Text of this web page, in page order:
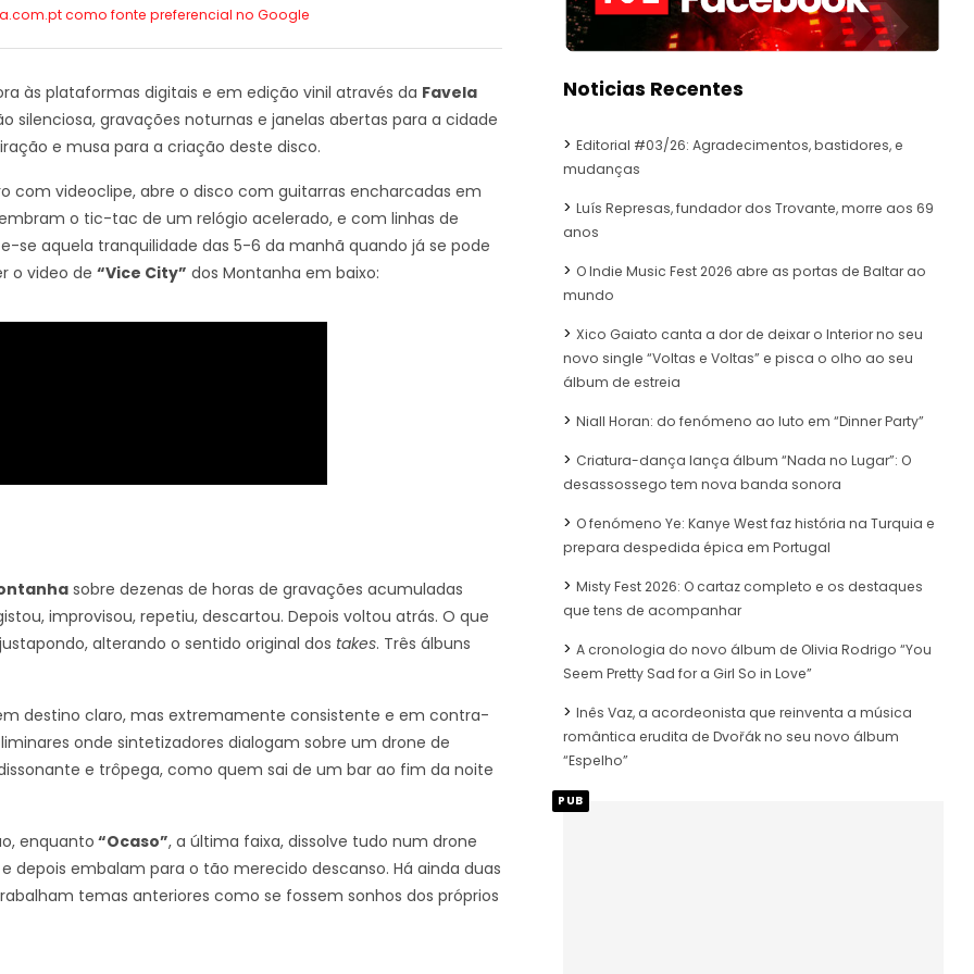
como fonte preferencial no Google
às plataformas digitais e em edição vinil através da Favela
silenciosa, gravações noturnas e janelas abertas para a cidade
e musa para a criação deste disco.
com videoclipe, abre o disco com guitarras encharcadas em
o tic-tac de um relógio acelerado, e com linhas de
se aquela tranquilidade das 5-6 da manhã quando já se pode
o video de “Vice City” dos Montanha em baixo:
sobre dezenas de horas de gravações acumuladas
improvisou, repetiu, descartou. Depois voltou atrás. O que
alterando o sentido original dos takes. Três álbuns
destino claro, mas extremamente consistente e em contra-
onde sintetizadores dialogam sobre um drone de
e trôpega, como quem sai de um bar ao fim da noite
enquanto “Ocaso”, a última faixa, dissolve tudo num drone
embalam para o tão merecido descanso. Há ainda duas
temas anteriores como se fossem sonhos dos próprios
Noticias Recentes
Editorial #03/26: Agradecimentos, bastidores, e
mudanças
Luís Represas, fundador dos Trovante, morre aos 69
anos
O Indie Music Fest 2026 abre as portas de Baltar ao
mundo
Xico Gaiato canta a dor de deixar o Interior no seu
novo single “Voltas e Voltas” e pisca o olho ao seu
álbum de estreia
Niall Horan: do fenómeno ao luto em “Dinner Party”
Criatura-dança lança álbum “Nada no Lugar”: O
desassossego tem nova banda sonora
O fenómeno Ye: Kanye West faz história na Turquia e
prepara despedida épica em Portugal
Misty Fest 2026: O cartaz completo e os destaques
que tens de acompanhar
A cronologia do novo álbum de Olivia Rodrigo “You
Seem Pretty Sad for a Girl So in Love”
Inês Vaz, a acordeonista que reinventa a música
romântica erudita de Dvořák no seu novo álbum
“Espelho”
PUB